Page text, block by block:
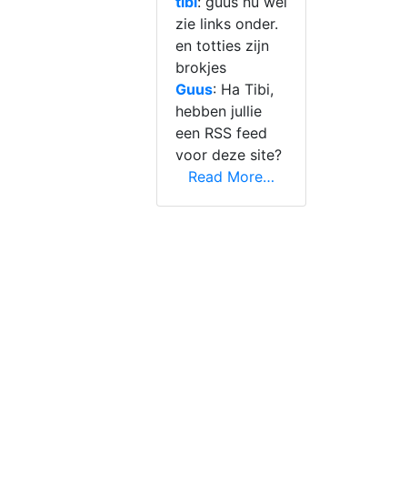
zie links onder.
en totties zijn
brokjes
Guus: Ha Tibi,
hebben jullie
een RSS feed
voor deze site?
Read More…